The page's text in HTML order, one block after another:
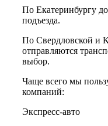
По Екатеринбургу
подъезда.
По Свердловской и
отправляются
выбор.
Чаще всего мы
компаний:
Экспресс-авто